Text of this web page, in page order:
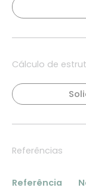
Cálculo de
Referências
Referência